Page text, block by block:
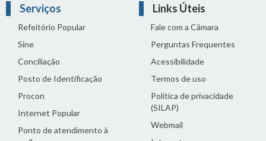
Serviços
Refeitório Popular
Sine
Conciliação
Posto de Identificação
Procon
Internet Popular
Ponto de atendimento à
Links Úteis
Fale com a Câmara
Perguntas Frequentes
Acessibilidade
Termos de uso
Política de privacidade
(SILAP)
Webmail